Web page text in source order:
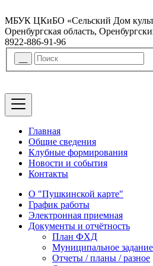
МБУК ЦКиБО «Сельский Дом
Оренбургская область,
8922-886-91-96
Главная
Общие сведения
Клубные формирования
Новости и события
Контакты
О "Пушкинской карте"
График работы
Электронная приемная
Документы и отчётность
План ФХД
Муниципальное задание
Отчеты / планы / разное